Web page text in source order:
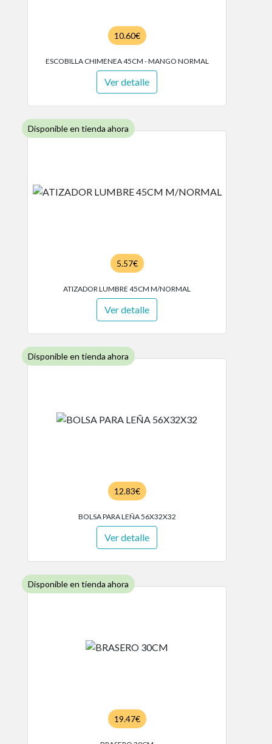
10.60€
ESCOBILLA CHIMENEA 45CM - MANGO NORMAL
Ver detalle
Disponible en tienda ahora
5.57€
ATIZADOR LUMBRE 45CM M/NORMAL
Ver detalle
Disponible en tienda ahora
12.83€
BOLSA PARA LEÑA 56X32X32
Ver detalle
Disponible en tienda ahora
19.47€